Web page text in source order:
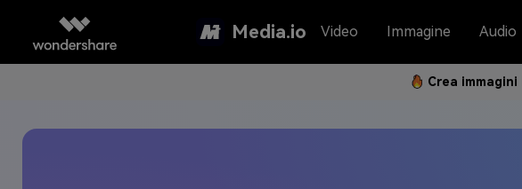
Media.io Video Immagine Audio
Crea